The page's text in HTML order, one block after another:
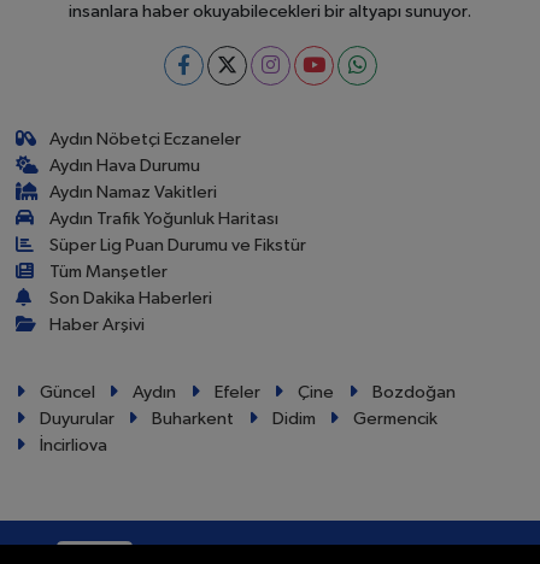
insanlara haber okuyabilecekleri bir altyapı sunuyor.
Aydın Nöbetçi Eczaneler
Aydın Hava Durumu
Aydın Namaz Vakitleri
Aydın Trafik Yoğunluk Haritası
Süper Lig Puan Durumu ve Fikstür
Tüm Manşetler
Son Dakika Haberleri
Haber Arşivi
Güncel Aydın Efeler Çine
Bozdoğan
Duyurular
Buharkent Didim
Germencik
İncirliova